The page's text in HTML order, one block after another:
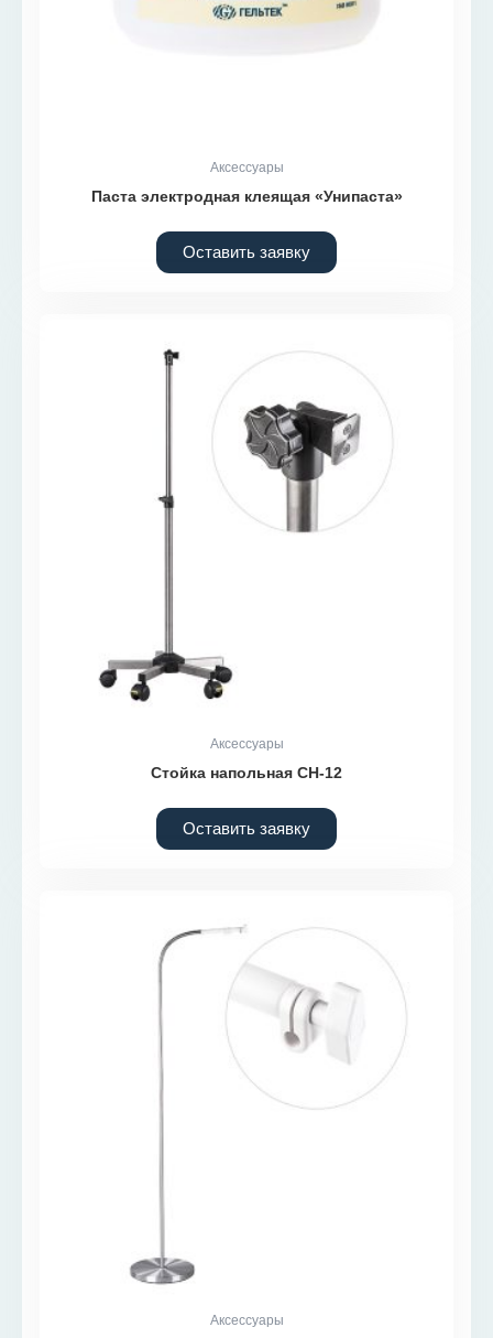
Аксессуары
Паста электродная клеящая «Унипаста»
Оставить заявку
Аксессуары
Стойка напольная СН-12
Оставить заявку
Аксессуары